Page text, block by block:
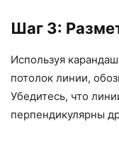
Шаг 3:
Используя
потолок линии,
Убедитесь, что
перпендикулярны